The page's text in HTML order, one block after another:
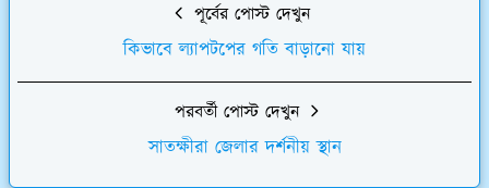
পূর্বের পোস্ট দেখুন
কিভাবে ল্যাপটপের গতি বাড়ানো যায়
পরবর্তী পোস্ট দেখুন
সাতক্ষীরা জেলার দর্শনীয় স্থান